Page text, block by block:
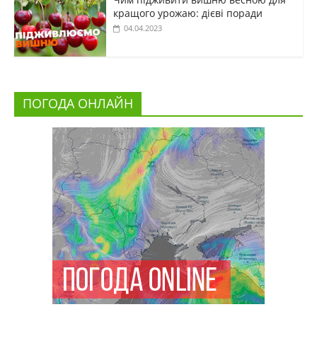
кращого урожаю: дієві поради
04.04.2023
ПОГОДА ОНЛАЙН